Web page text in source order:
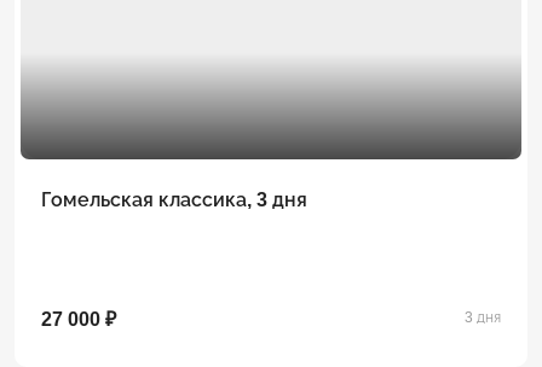
Гомельская классика, 3 дня
27 000 ₽ 3 дня